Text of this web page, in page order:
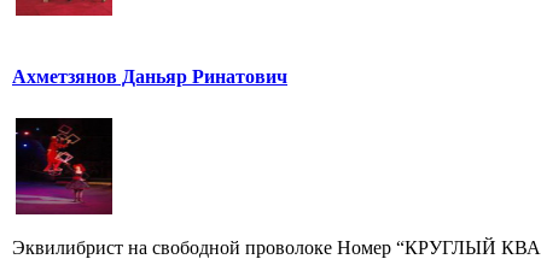
Ахметзянов Даньяр Ринатович
Эквилибрист на свободной проволоке Номер “КРУГЛЫЙ